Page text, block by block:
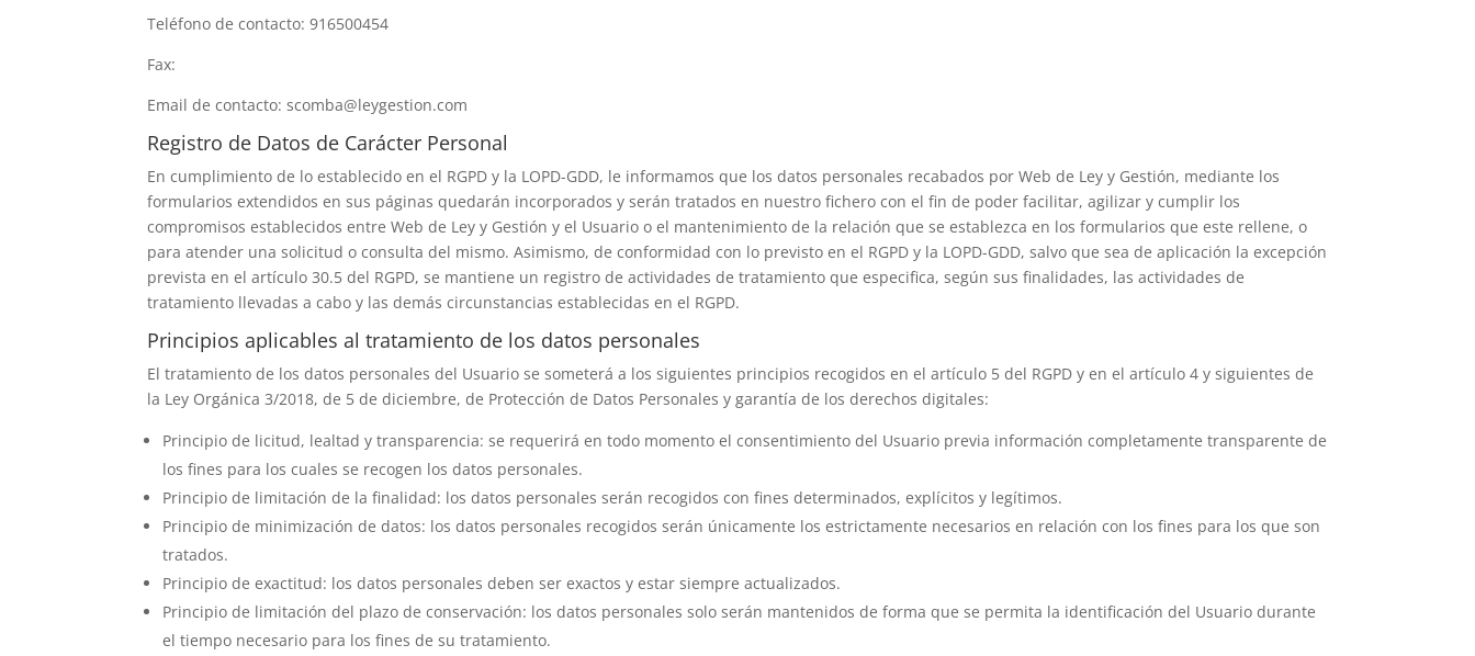
Teléfono de contacto:916500454
Fax:
Email de contacto:scomba@leygestion.com
Registro de Datos de Carácter Personal
En cumplimiento de lo establecido en el RGPD y la LOPD-GDD, le informamos que los datos personales recabados porWeb de Ley y Gestión, mediante los
formularios extendidos en sus páginas quedarán incorporados y serán tratados en nuestro fichero con el fin de poder facilitar, agilizar y cumplir los
compromisos establecidos entreWeb de Ley y Gestión y el Usuario o el mantenimiento de la relación que se establezca en los formularios que este rellene, o
para atender una solicitud o consulta del mismo. Asimismo, de conformidad con lo previsto en el RGPD y la LOPD-GDD, salvo que sea de aplicación la excepción
prevista en el artículo 30.5 del RGPD, se mantiene un registro de actividades de tratamiento que especifica, según sus finalidades, las actividades de
tratamiento llevadas a cabo y las demás circunstancias establecidas en el RGPD.
Principios aplicables al tratamiento de los datos personales
El tratamiento de los datos personales del Usuario se someterá a los siguientes principios recogidos en el artículo 5 del RGPD y en el artículo 4 y siguientes de
la Ley Orgánica 3/2018, de 5 de diciembre, de Protección de Datos Personales y garantía de los derechos digitales:
Principio de licitud, lealtad y transparencia: se requerirá en todo momento el consentimiento del Usuario previa información completamente transparente de
los fines para los cuales se recogen los datos personales.
Principio de limitación de la finalidad: los datos personales serán recogidos con fines determinados, explícitos y legítimos.
Principio de minimización de datos: los datos personales recogidos serán únicamente los estrictamente necesarios en relación con los fines para los que son
tratados.
Principio de exactitud: los datos personales deben ser exactos y estar siempre actualizados.
Principio de limitación del plazo de conservación: los datos personales solo serán mantenidos de forma que se permita la identificación del Usuario durante
el tiempo necesario para los fines de su tratamiento.